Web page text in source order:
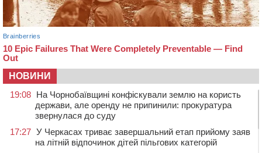
НОВИНИ
19:08 На Чорнобаївщині конфіскували землю на користь
держави, але оренду не припинили: прокуратура
звернулася до суду
17:27 У Черкасах триває завершальний етап прийому заяв
на літній відпочинок дітей пільгових категорій